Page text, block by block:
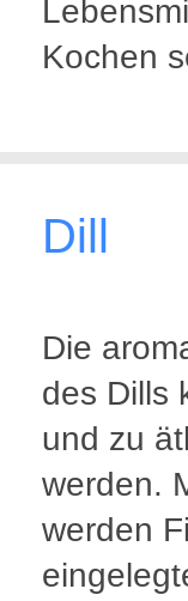
Kochen
Dill
Die
des Dills
und zu
werden.
werden